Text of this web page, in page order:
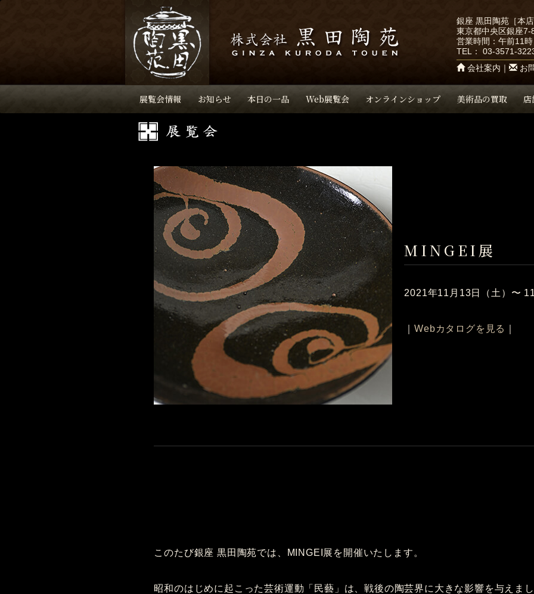
展覧会情報 お知らせ 本日の一品 Web展覧会 オンラインショップ 美術品の買取
銀座 黒田陶苑［本
東京都中央区銀座
営業時間：午前11
TEL： 03-3571-
会社案内
お
MINGEI展
2021年11月13日（土）〜
｜Webカタログを見る
このたび銀座 黒田陶苑では、MINGEI展を開催いたします。
昭和のはじめに起こった芸術運動「民藝」は、戦後の陶芸界に大きな影響を与えま